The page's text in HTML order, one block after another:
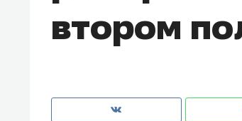
второмчем интересен